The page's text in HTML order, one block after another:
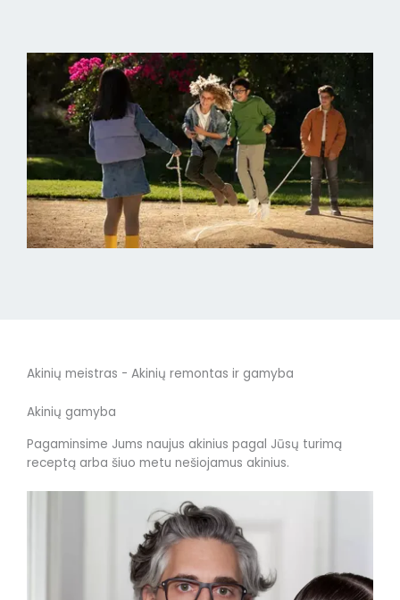
Akinių meistras - Akinių remontas ir gamyba
Akinių gamyba
Pagaminsime Jums naujus akinius pagal Jūsų turimą
receptą arba šiuo metu nešiojamus akinius.